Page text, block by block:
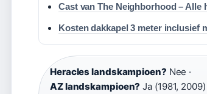
Cast van The Neighborhood –
Kosten dakkapel 3 meter inclusief
Heracles landskampioen? Nee ·
AZ landskampioen? Ja (1981, 2009)